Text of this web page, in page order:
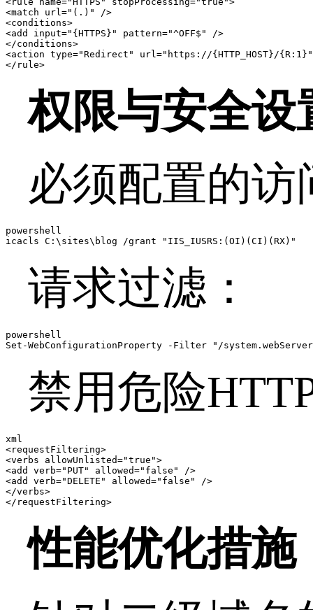
<match url="(.)" />
<conditions>
<add input="{HTTPS}" pattern="^OFF$" />
</conditions>
<action type="Redirect" url="https://{HTTP_HOST}/
</rule>
权限与安全设
必须配置的
powershell
icacls C:\sites\blog /grant "IIS_IUSRS:(OI)(CI)(RX)"
请求过滤：
powershell
Set-WebConfigurationProperty -Filter "/
禁用危险
xml
<requestFiltering>
<verbs allowUnlisted="true">
<add verb="PUT" allowed="false" />
<add verb="DELETE" allowed="false" />
</verbs>
</requestFiltering>
性能优化措施